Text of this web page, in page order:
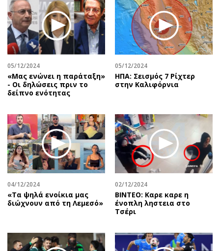
Οικονομία
Real Estate
Επιχειρήσεις
Αγορές
Money Review
AstroBank Properties
Trends
Ναυτιλία
Περιβάλλον
Ελλάδα
Κόσμος
Πολιτισμός
Σινεμά
Μουσική
Πολιτική
Οικονομία
Γενικά
Αναδρομές
Πρόσωπα
Περιβάλλον
Showbiz
Ταξίδια
Συνταγές
Έξοδος
Εκπομπές
Wine routes
Uncut
05/12/2024
«Μας ενώνει η παράταξη»
- Οι δηλώσεις πριν το
δείπνο ενότητας
05/12/2024
ΗΠΑ: Σεισμός 7 Ρίχτερ
στην Καλιφόρνια
04/12/2024
«Τα ψηλά ενοίκια μας
διώχνουν από τη Λεμεσό»
02/12/2024
ΒΙΝΤΕΟ: Καρε καρε η
ένοπλη ληστεια στο
Τσέρι